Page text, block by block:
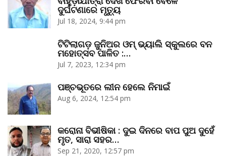
ଦୁର୍ଘଟଣାରେ ମୃତ୍ୟୁ
Jul 18, 2024, 9:44 pm
ଟିଟିଲାଗଡ଼ ଜୁନିଅର ଓମ୍‌ ଭ୍ୟାଲି ସ୍କୁଲରେ ବନ
ମହୋତ୍ସବ ପାଳିତ :…
Jul 7, 2023, 12:34 pm
ପଞ୍ଚଭୂତରେ ଲୀନ ହେଲେ ନିମାଇଁ
Aug 6, 2024, 12:54 pm
କରୋନା ବିଭୀଷିକା : ଦୁଇ ଦିନରେ ବାପ ପୁଅ ଦୁହେଁ
ମୃତ, ସାରା ସହର…
Sep 21, 2020, 12:57 pm